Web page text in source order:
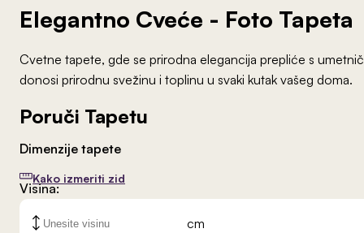
Elegantno Cveće - Foto Tapeta
Cvetne tapete, gde se prirodna elegancija prepliće s
donosi prirodnu svežinu i toplinu u svaki kutak vašeg doma.
Poruči Tapetu
Dimenzije tapete
Kako izmeriti zid
Visina:
cm